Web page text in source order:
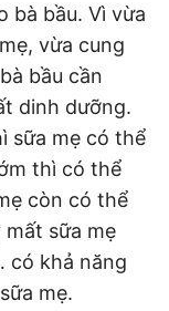
bà bầu. Vì vừa
vừa cung
bầu cần
dinh dưỡng.
sữa mẹ có thể
thì có thể
còn có thể
sữa mẹ
có khả năng
mẹ.